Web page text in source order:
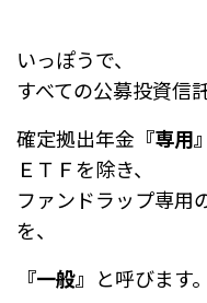
いっぽうで、
すべての公募投資信
確定拠出年金 『専用』
ＥＴＦを除き、
ファンドラップ専用
を、
『一般』 と呼びます。